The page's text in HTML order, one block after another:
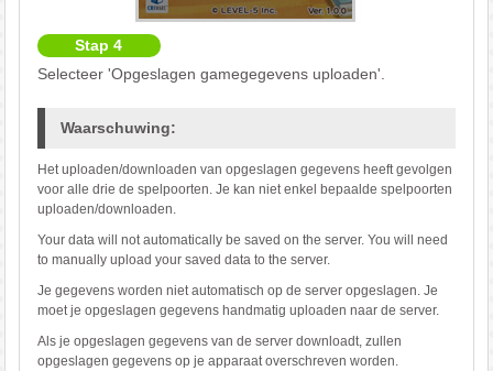
Stap 4
Selecteer 'Opgeslagen gamegegevens uploaden'.
Waarschuwing:
Het uploaden/downloaden van opgeslagen gegevens heeft gevolgen
voor alle drie de spelpoorten. Je kan niet enkel bepaalde spelpoorten
uploaden/downloaden.
Your data will not automatically be saved on the server. You will need
to manually upload your saved data to the server.
Je gegevens worden niet automatisch op de server opgeslagen. Je
moet je opgeslagen gegevens handmatig uploaden naar de server.
Als je opgeslagen gegevens van de server downloadt, zullen
opgeslagen gegevens op je apparaat overschreven worden.